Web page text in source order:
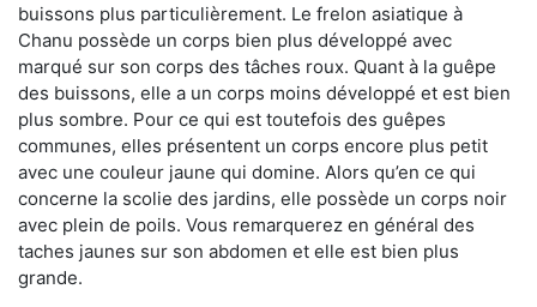
buissons plus particulièrement. Le frelon asiatique à
Chanu possède un corps bien plus développé avec
marqué sur son corps des tâches roux. Quant à la guêpe
des buissons, elle a un corps moins développé et est bien
plus sombre. Pour ce qui est toutefois des guêpes
communes, elles présentent un corps encore plus petit
avec une couleur jaune qui domine. Alors qu’en ce qui
concerne la scolie des jardins, elle possède un corps noir
avec plein de poils. Vous remarquerez en général des
taches jaunes sur son abdomen et elle est bien plus
grande.